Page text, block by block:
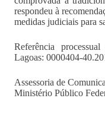
respondeu à
medidas judiciais para
Referência
Lagoas: 0000404-
Assessoria de
Ministério Público